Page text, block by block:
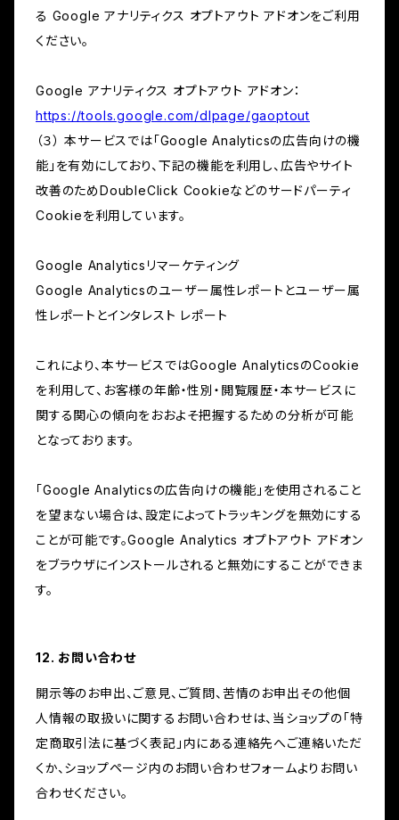
る Google アナリティクス オプトアウト アドオンをご利用
ください。
Google アナリティクス オプトアウト アドオン：
https://tools.google.com/dlpage/gaoptout
（３） 本サービスでは「Google Analyticsの広告向けの機
能」を有効にしており、下記の機能を利用し、広告やサイト
改善のためDoubleClick Cookieなどのサードパーティ
Cookieを利用しています。
Google Analyticsリマーケティング
Google Analyticsのユーザー属性レポートとユーザー属
性レポートとインタレスト レポート
これにより、本サービスではGoogle AnalyticsのCookie
を利用して、お客様の年齢・性別・閲覧履歴・本サービスに
関する関心の傾向をおおよそ把握するための分析が可能
となっております。
「Google Analyticsの広告向けの機能」を使用されること
を望まない場合は、設定によってトラッキングを無効にする
ことが可能です。Google Analytics オプトアウト アドオン
をブラウザにインストールされると無効にすることができま
す。
12. お問い合わせ
開示等のお申出、ご意見、ご質問、苦情のお申出その他個
人情報の取扱いに関するお問い合わせは、当ショップの「特
定商取引法に基づく表記」内にある連絡先へご連絡いただ
くか、ショップページ内のお問い合わせフォームよりお問い
合わせください。